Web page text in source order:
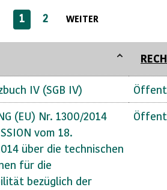
1 2 WEITER
IV (SGB IV)
(EU) Nr. 1300/2014
vom 18.
über die technischen
für die
bezüglich der